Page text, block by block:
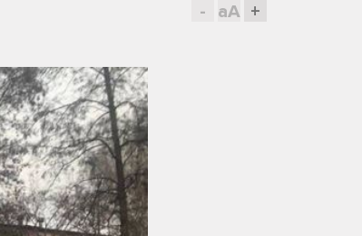
- aA +